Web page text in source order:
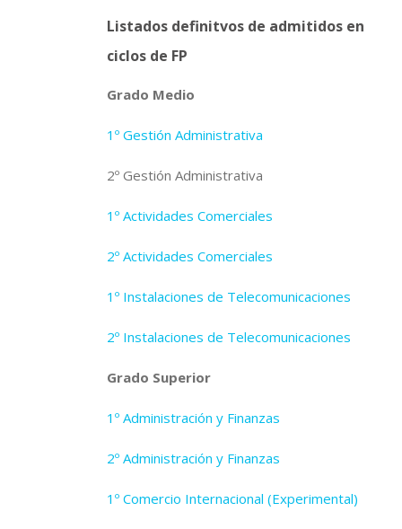
Listados definitvos de admitidos en
ciclos de FP
Grado Medio
1º Gestión Administrativa
2º Gestión Administrativa
1º Actividades Comerciales
2º Actividades Comerciales
1º Instalaciones de Telecomunicaciones
2º Instalaciones de Telecomunicaciones
Grado Superior
1º Administración y Finanzas
2º Administración y Finanzas
1º Comercio Internacional (Experimental)